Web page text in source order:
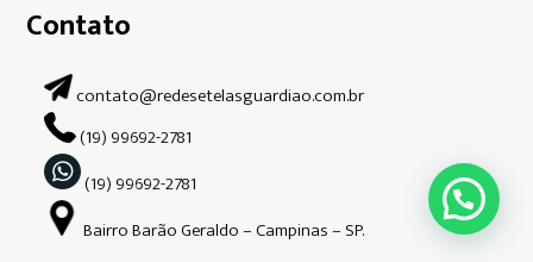
Contato
contato@redesetelasguardiao.com.br
(19) 99692-2781
(19) 99692-2781
Bairro Barão Geraldo – Campinas – SP.